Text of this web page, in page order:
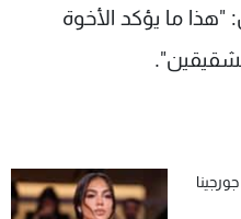
ما يؤكد الأخوة